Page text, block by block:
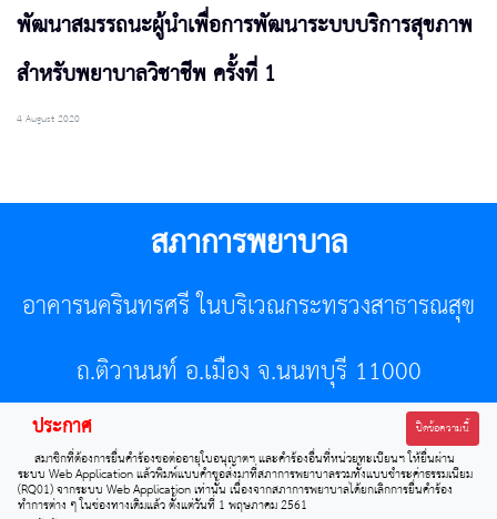
พัฒนาสมรรถนะผู้นำเพื่อการพัฒนาระบบบริการสุขภาพ
สำหรับพยาบาลวิชาชีพ ครั้งที่ 1
4 August 2020
สภาการพยาบาล
อาคารนครินทรศรี ในบริเวณกระทรวงสาธารณสุข
ถ.ติวานนท์ อ.เมือง จ.นนทบุรี 11000
โทรศัพท์ 02-596-7500 โทรสาร 0-2589-7121 E-mail :
center@tnmc.or.th
ประกาศ ปิดข้อความนี้
สมาชิกที่ต้องการยื่นคำร้องขอต่ออายุใบอนุญาตฯ และคำร้องอื่นที่หน่วยทะเบียนฯ ให้ยื่นผ่าน
ระบบ Web Application แล้วพิมพ์แบบคำขอส่งมาที่สภาการพยาบาลรวมทั้งแบบชำระค่าธรรมเนียม
(RQ01) จากระบบ Web Application เท่านั้น เนื่องจากสภาการพยาบาลได้ยกเลิกการยื่นคำร้อง
ทำการต่าง ๆ ในช่องทางเดิมแล้ว ตั้งแต่วันที่ 1 พฤษภาคม 2561